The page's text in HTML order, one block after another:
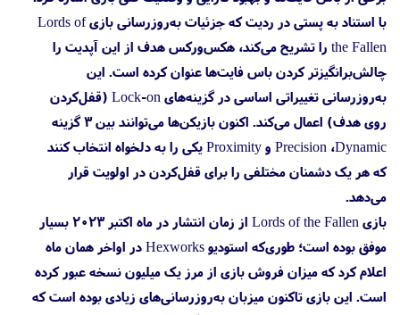
با استناد به پستی در ردیت که جزئیات به‌روزرسانی بازی Lords of
the Fallen را تشریح می‌کند، هکس‌ورکس هدف از این آپدیت را
چالش‌برانگیزتر کردن باس فایت‌ها عنوان کرده است. این
به‌روزرسانی تغییراتی اساسی در گزینه‌های Lock-on (قفل‌کردن
روی هدف) اعمال می‌کند. اکنون بازیکن‌ها می‌توانند بین ۳ گزینه
Precision ،Dynamic و Proximity یکی را به دلخواه انتخاب کنند
که هر یک دشمنان مختلفی را برای قفل‌کردن در اولویت قرار
می‌دهد.
بازی Lords of the Fallen از زمان انتشار در ماه اکتبر ۲۰۲۳ بسیار
موفق بوده است؛ طوری‌که استودیو Hexworks در اواخر همان ماه
اعلام کرد که میزان فروش بازی از مرز یک میلیون نسخه عبور کرده
است. این بازی تاکنون میزبان به‌روزرسانی‌های زیادی بوده است که